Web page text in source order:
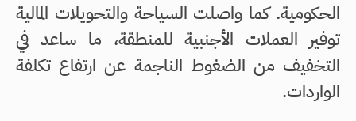
الحكومية. كما واصلت السياحة والتحويلات المالية
توفير العملات الأجنبية للمنطقة، ما ساعد في
التخفيف من الضغوط الناجمة عن ارتفاع تكلفة
الواردات.